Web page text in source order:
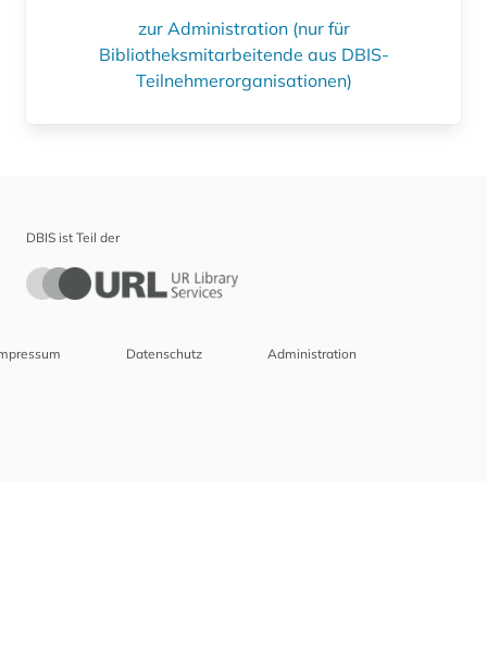
zur Administration (nur für
Bibliotheksmitarbeitende aus DBIS-
Teilnehmerorganisationen)
DBIS ist Teil der
Datenschutz Administration